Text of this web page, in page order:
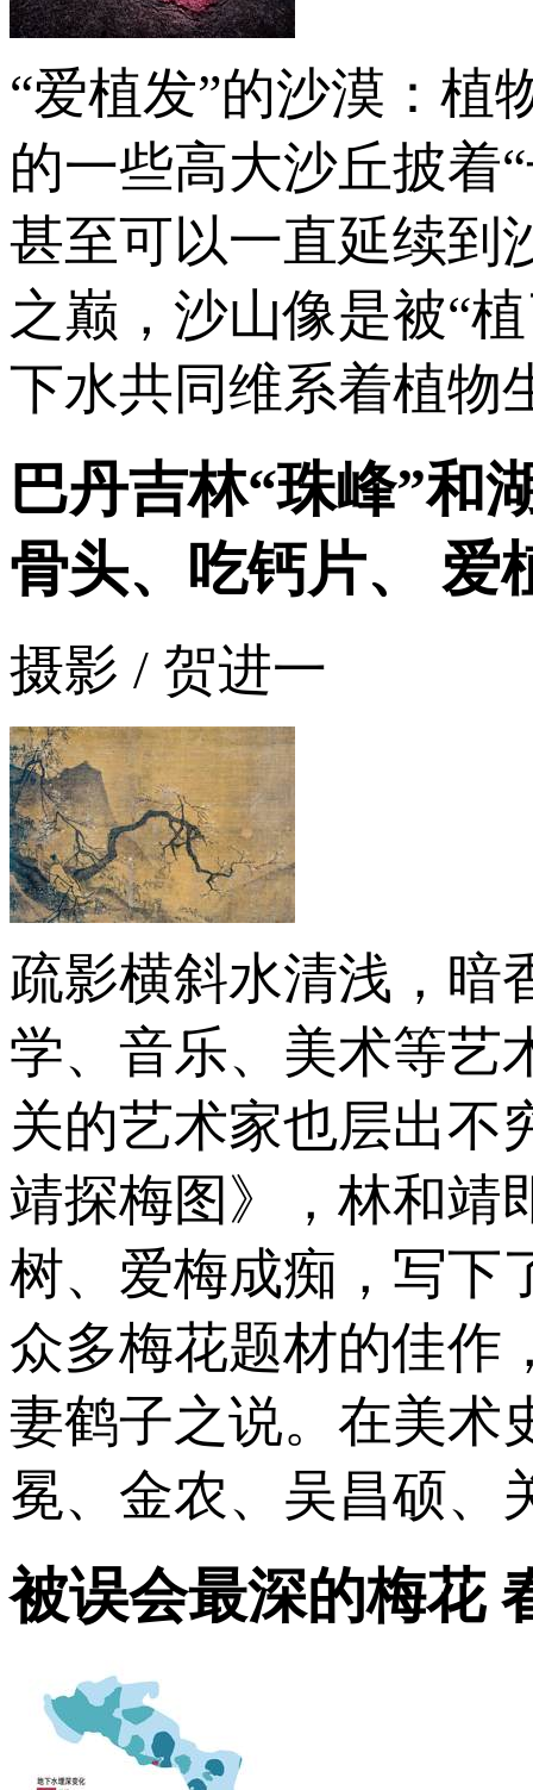
“爱植发”的沙漠：植
的一些高大沙丘披着
甚至可以一直延续到
之巅，沙山像是被“
下水共同维系着植物
巴丹吉林“珠峰”和
骨头、吃钙片、
摄影 / 贺进一
疏影横斜水清浅，暗
学、音乐、美术等艺
关的艺术家也层出不
靖探梅图》，林和靖
树、爱梅成痴，写下
众多梅花题材的佳作
妻鹤子之说。在美术
冕、金农、吴昌硕、
被误会最深的梅花